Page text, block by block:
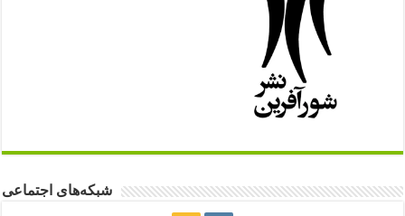
شبکه‌های اجتماعی